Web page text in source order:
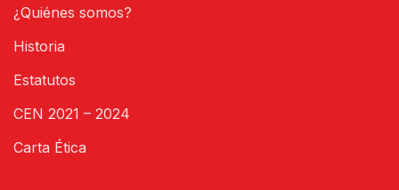
¿Quiénes somos?
Historia
Estatutos
CEN 2021 – 2024
Carta Ética